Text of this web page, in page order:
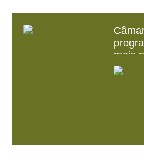
mais